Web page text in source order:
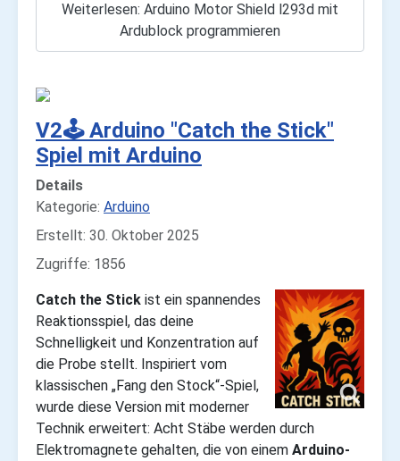
Weiterlesen: Arduino Motor Shield l293d mit
Ardublock programmieren
V2🕹️ Arduino "Catch the Stick"
Spiel mit Arduino
Details
Kategorie: Arduino
Erstellt: 30. Oktober 2025
Zugriffe: 1856
Catch the Stick ist ein spannendes
Reaktionsspiel, das deine
Schnelligkeit und Konzentration auf
die Probe stellt. Inspiriert vom
klassischen „Fang den Stock“-Spiel,
wurde diese Version mit moderner
Technik erweitert: Acht Stäbe werden durch
Elektromagnete gehalten, die von einem Arduino-